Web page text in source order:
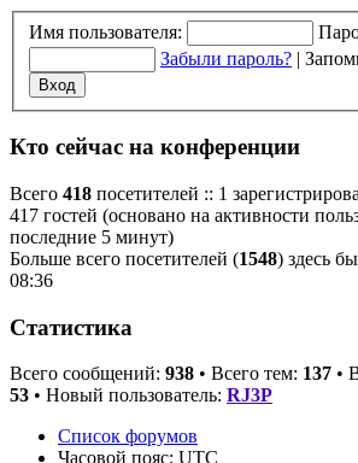
Имя пользователя:
Забыли пароль? |
Кто сейчас на конференции
Всего 418 посетителей :: 1
417 гостей (основано на активности
последние 5 минут)
Больше всего посетителей (1548) здесь
08:36
Статистика
Всего сообщений: 938 • Всего тем: 137 •
53 • Новый пользователь: RJ3P
Список форумов
Часовой пояс: UTC